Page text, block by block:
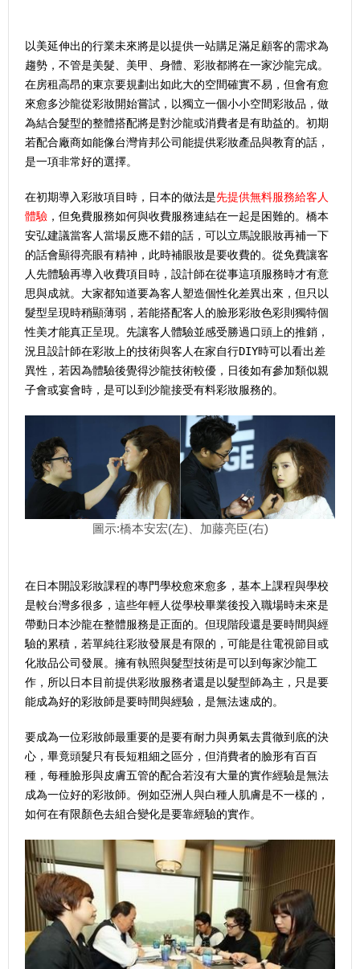
以美延伸出的行業未來將是以提供一站購足滿足顧客的需求為
趨勢，不管是美髮、美甲、身體、彩妝都將在一家沙龍完成。
在房租高昂的東京要規劃出如此大的空間確實不易，但會有愈
來愈多沙龍從彩妝開始嘗試，以獨立一個小小空間彩妝品，做
為結合髮型的整體搭配將是對沙龍或消費者是有助益的。初期
若配合廠商如能像台灣肯邦公司能提供彩妝產品與教育的話，
是一項非常好的選擇。
在初期導入彩妝項目時，日本的做法是先提供無料服務給客人
體驗 ，但免費服務如何與收費服務連結在一起是困難的。橋本
安弘建議當客人當場反應不錯的話，可以立馬說眼妝再補一下
的話會顯得亮眼有精神，此時補眼妝是要收費的。從免費讓客
人先體驗再導入收費項目時，設計師在從事這項服務時才有意
思與成就。大家都知道要為客人塑造個性化差異出來，但只以
髮型呈現時稍顯薄弱，若能搭配客人的臉形彩妝色彩則獨特個
性美才能真正呈現。先讓客人體驗並感受勝過口頭上的推銷，
況且設計師在彩妝上的技術與客人在家自行DIY時可以看出差
異性，若因為體驗後覺得沙龍技術較優，日後如有參加類似親
子會或宴會時，是可以到沙龍接受有料彩妝服務的。
圖示:橋本安宏(左)、加藤亮臣(右)
在日本開設彩妝課程的專門學校愈來愈多，基本上課程與學校
是較台灣多很多，這些年輕人從學校畢業後投入職場時未來是
帶動日本沙龍在整體服務是正面的。但現階段還是要時間與經
驗的累積，若單純往彩妝發展是有限的，可能是往電視節目或
化妝品公司發展。擁有執照與髮型技術是可以到每家沙龍工
作，所以日本目前提供彩妝服務者還是以髮型師為主，只是要
能成為好的彩妝師是要時間與經驗，是無法速成的。
要成為一位彩妝師最重要的是要有耐力與勇氣去貫徹到底的決
心，畢竟頭髮只有長短粗細之區分，但消費者的臉形有百百
種，每種臉形與皮膚五管的配合若沒有大量的實作經驗是無法
成為一位好的彩妝師。例如亞洲人與白種人肌膚是不一樣的，
如何在有限顏色去組合變化是要靠經驗的實作。